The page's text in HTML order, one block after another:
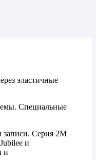
эластичные
Специальные
записи. Серия 2M
и
и